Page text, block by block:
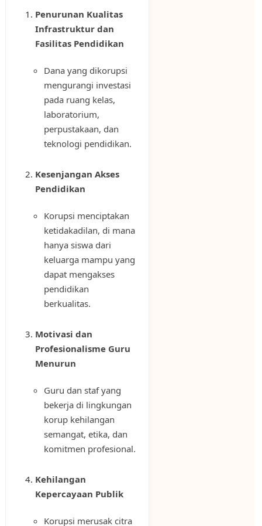
Penurunan Kualitas
Infrastruktur dan
Fasilitas Pendidikan
Dana yang dikorupsi
mengurangi investasi
pada ruang kelas,
laboratorium,
perpustakaan, dan
teknologi pendidikan.
Kesenjangan Akses
Pendidikan
Korupsi menciptakan
ketidakadilan, di mana
hanya siswa dari
keluarga mampu yang
dapat mengakses
pendidikan
berkualitas.
Motivasi dan
Profesionalisme Guru
Menurun
Guru dan staf yang
bekerja di lingkungan
korup kehilangan
semangat, etika, dan
komitmen profesional.
Kehilangan
Kepercayaan Publik
Korupsi merusak citra